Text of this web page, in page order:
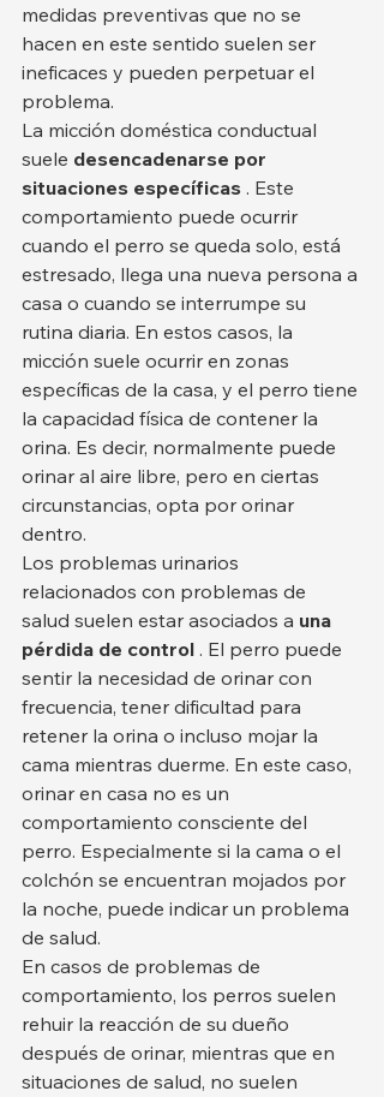
medidas preventivas que no se
hacen en este sentido suelen ser
ineficaces y pueden perpetuar el
problema.
La micción doméstica conductual
suele desencadenarse por
situaciones específicas . Este
comportamiento puede ocurrir
cuando el perro se queda solo, está
estresado, llega una nueva persona a
casa o cuando se interrumpe su
rutina diaria. En estos casos, la
micción suele ocurrir en zonas
específicas de la casa, y el perro tiene
la capacidad física de contener la
orina. Es decir, normalmente puede
orinar al aire libre, pero en ciertas
circunstancias, opta por orinar
dentro.
Los problemas urinarios
relacionados con problemas de
salud suelen estar asociados a una
pérdida de control . El perro puede
sentir la necesidad de orinar con
frecuencia, tener dificultad para
retener la orina o incluso mojar la
cama mientras duerme. En este caso,
orinar en casa no es un
comportamiento consciente del
perro. Especialmente si la cama o el
colchón se encuentran mojados por
la noche, puede indicar un problema
de salud.
En casos de problemas de
comportamiento, los perros suelen
rehuir la reacción de su dueño
después de orinar, mientras que en
situaciones de salud, no suelen